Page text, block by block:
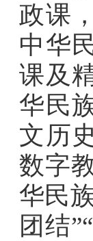
政课
中华
课及
华民
文历
数字
华民
团结”“